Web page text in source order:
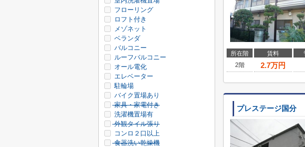
所在階 賃料
2階
2.7万円
プレステージ国分
フローリング
ロフト付き
メゾネット
ベランダ
バルコニー
ルーフバルコニー
オール電化
エレベーター
駐輪場
バイク置場あり
家具・家電付き
洗濯機置場有
外観タイル張り
コンロ２口以上
食器洗い乾燥機